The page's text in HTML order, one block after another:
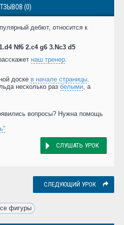
(0)
дебют, относится к
Nf6 2.c4 g6 3.Nc3 d5
наш тренер.
доске в начале страницы.
несколько раз белыми, а
вопросы? Нужна помощь
СЛУШАТЬ УРОК
СЛЕДУЮЩИЙ УРОК
фигуры